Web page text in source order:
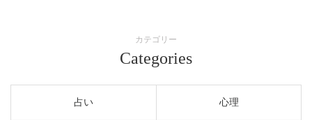
カテゴリー
Categories
占い 心理